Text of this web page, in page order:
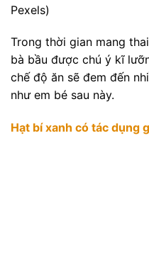
Pexels)
Trong thời gian mang
bà bầu được chú ý kĩ
chế độ ăn sẽ đem đến
như em bé sau này.
Hạt bí xanh có tác dụng